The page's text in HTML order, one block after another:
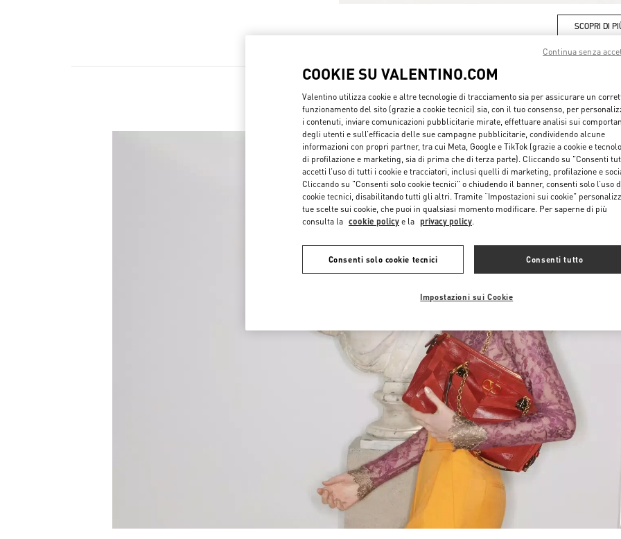
SCOPRI DI
NUOVI ARRIVI
COOKIE SU VALENTINO.COM
Valentino utilizza cookie e altre tecnologie di tracciamento sia per assicurare un
funzionamento del sito (grazie a cookie tecnici) sia, con il tuo consenso, per
i contenuti, inviare comunicazioni pubblicitarie mirate, effettuare analisi sui
degli utenti e sull’efficacia delle sue campagne pubblicitarie, condividendo alcune
informazioni con propri partner, tra cui Meta, Google e TikTok (grazie a cookie e
di profilazione e marketing, sia di prima che di terza parte). Cliccando su "Consenti
accetti l’uso di tutti i cookie e tracciatori, inclusi quelli di marketing, profilazione e
Cliccando su "Consenti solo cookie tecnici" o chiudendo il banner, consenti solo l’uso
cookie tecnici, disabilitando tutti gli altri. Tramite “Impostazioni sui cookie”
tue scelte sui cookie, che puoi in qualsiasi momento modificare. Per saperne di più
consulta la cookie policy e la privacy policy.
Consenti solo cookie tecnici Consenti tutto
Impostazioni sui Cookie
Continua senza